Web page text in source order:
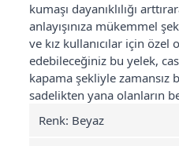
kumaşı dayanıklılığı
anlayışınıza mükemmel
ve kız kullanıcılar için
edebileceğiniz bu yelek,
kapama şekliyle zamansız
sadelikten yana olanların
Renk: Beyaz